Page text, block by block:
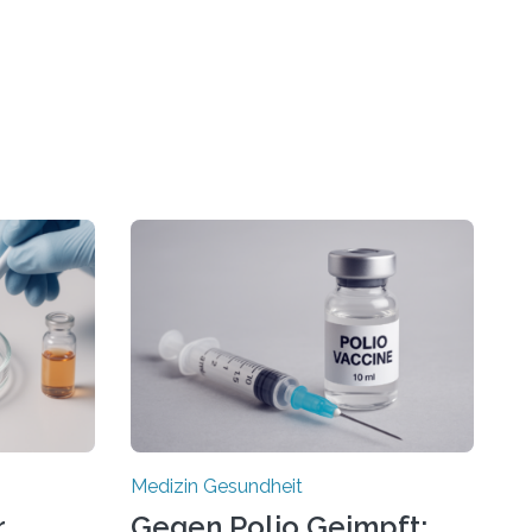
Medizin Gesundheit